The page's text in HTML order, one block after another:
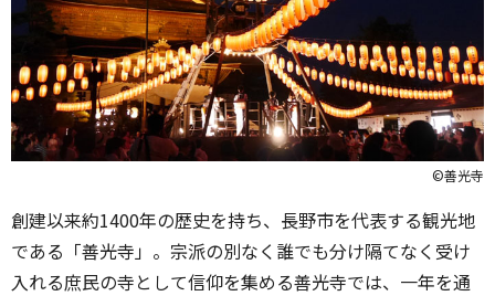
©善光寺
創建以来約1400年の歴史を持ち、長野市を代表する観光地
である「善光寺」。宗派の別なく誰でも分け隔てなく受け
入れる庶民の寺として信仰を集める善光寺では、一年を通